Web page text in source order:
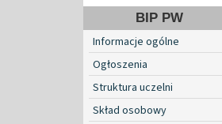
BIP PW
Informacje ogólne
Ogłoszenia
Struktura uczelni
Skład osobowy